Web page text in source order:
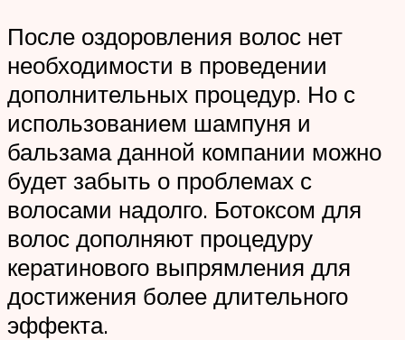
После оздоровления волос нет
необходимости в проведении
дополнительных процедур. Но с
использованием шампуня и
бальзама данной компании можно
будет забыть о проблемах с
волосами надолго. Ботоксом для
волос дополняют процедуру
кератинового выпрямления для
достижения более длительного
эффекта.